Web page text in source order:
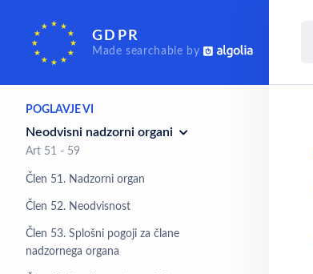
GDPR
Made searchable by
tretje države ali mednarodne
organizacije
Art 44 - 50
POGLAVJE VI
Neodvisni nadzorni organi
Art 51 - 59
Člen 51. Nadzorni organ
Člen 52. Neodvisnost
Člen 53. Splošni pogoji za člane
nadzornega organa